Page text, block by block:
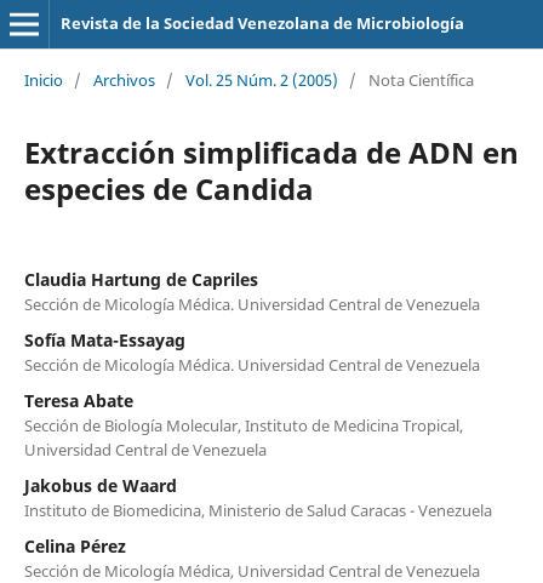
Revista de la Sociedad Venezolana de Microbiología
Inicio / Archivos / Vol. 25 Núm. 2 (2005) / Nota Científica
Extracción simplificada de ADN en
especies de Candida
Claudia Hartung de Capriles
Sección de Micología Médica. Universidad Central de Venezuela
Sofía Mata-Essayag
Sección de Micología Médica. Universidad Central de Venezuela
Teresa Abate
Sección de Biología Molecular, Instituto de Medicina Tropical,
Universidad Central de Venezuela
Jakobus de Waard
Instituto de Biomedicina, Ministerio de Salud Caracas - Venezuela
Celina Pérez
Sección de Micología Médica, Universidad Central de Venezuela